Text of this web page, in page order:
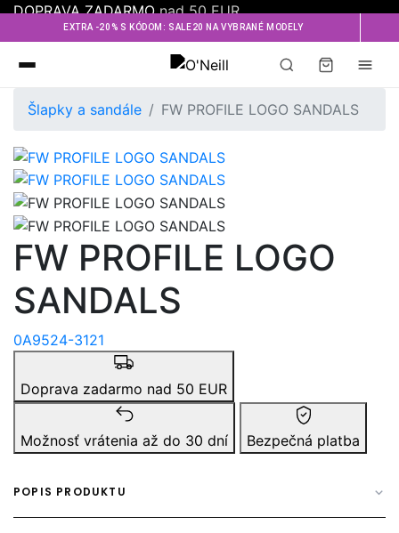
DOPRAVA ZADARMOnad 50 EUR
EXTRA -20% S KÓDOM: SALE20 NA VYBRANÉ MODELY
Oneill
Šlapky a sandále FW PROFILE LOGO SANDALS
FW PROFILE LOGO
SANDALS
0A9524-3121
Doprava zadarmo nad 50 EUR
Možnosť vrátenia až do 30 dní Bezpečná platba
POPIS PRODUKTU